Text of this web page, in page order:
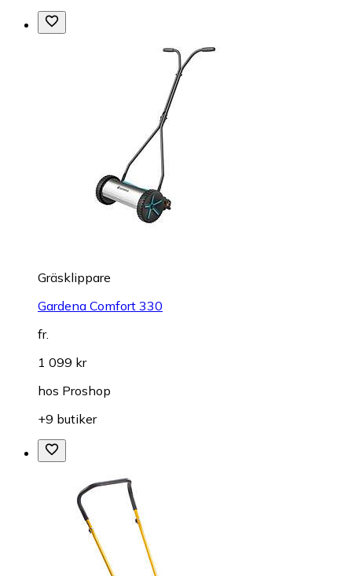
Gräsklippare
Gardena Comfort 330
fr.
1 099 kr
hos Proshop
+9 butiker